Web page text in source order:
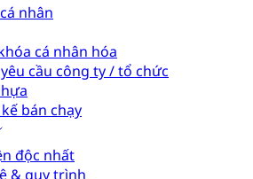
nhân
cá nhân hóa
cầu công ty / tổ chức
bán chạy
độc nhất
& quy trình